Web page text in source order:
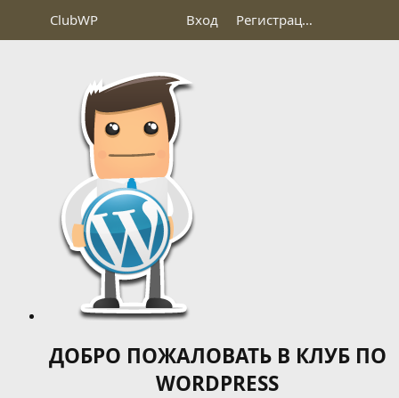
ClubWP Вход Регистрация
ДОБРО ПОЖАЛОВАТЬ В КЛУБ ПО
WORDPRESS